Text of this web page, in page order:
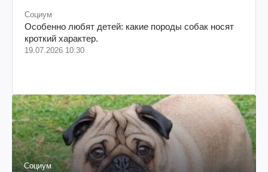
Социум
Особенно любят детей: какие породы собак носят
кроткий характер.
19.07.2026 10:30
Социум